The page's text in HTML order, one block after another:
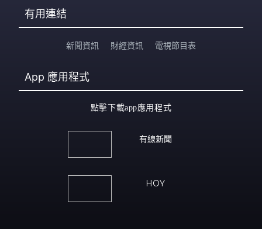
有用連結
新聞資訊 財經資訊 電視節目表
App 應用程式
點擊下載app應用程式
有線新聞
HOY